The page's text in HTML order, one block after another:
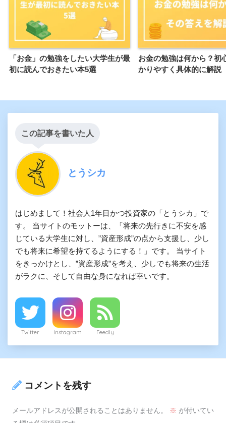
「お金」の勉強をしたい大学生が最
初に読んでおきたい本5選
お金の勉強は何から？初
かりやすく具体的に解説
この記事を書いた人
とうシカ
はじめまして！社会人1年目かつ投資家の「とうシカ」で
す。 当サイトのモットーは、「将来の先行きに不安を感
じている大学生に対し、”資産形成”の点から支援し、少し
でも将来に希望を持てるようにする！」です。 当サイト
をきっかけとし、”資産形成”を考え、少しでも将来の生活
がラクに、そして自由な身になれば幸いです。
Twitter Instagram Feedly
コメントを残す
メールアドレスが公開されることはありません。 ※ が付いてい